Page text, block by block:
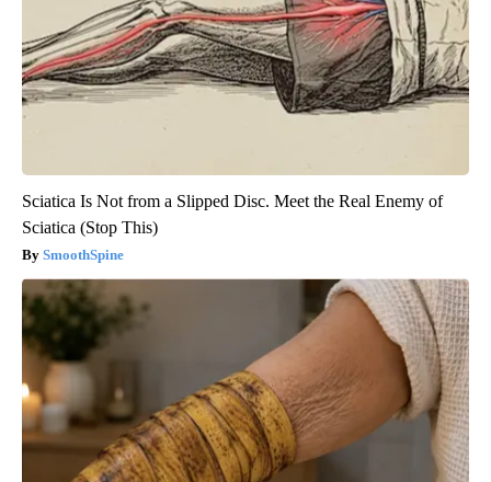
Sciatica Is Not from a Slipped Disc. Meet the Real Enemy of
Sciatica (Stop This)
SmoothSpine